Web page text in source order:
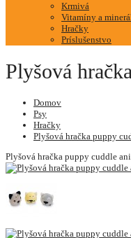
Krmivá
Vitamíny a
Hračky
Príslušenstvo
Plyšová
Domov
Psy
Hračky
Plyšová hračka puppy
Plyšová hračka puppy cuddle